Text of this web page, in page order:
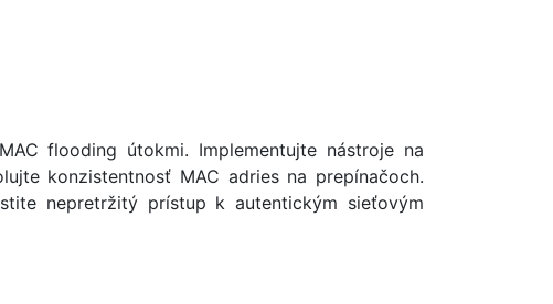
flooding útokmi. Implementujte nástroje na
konzistentnosť MAC adries na prepínačoch.
nepretržitý prístup k autentickým sieťovým